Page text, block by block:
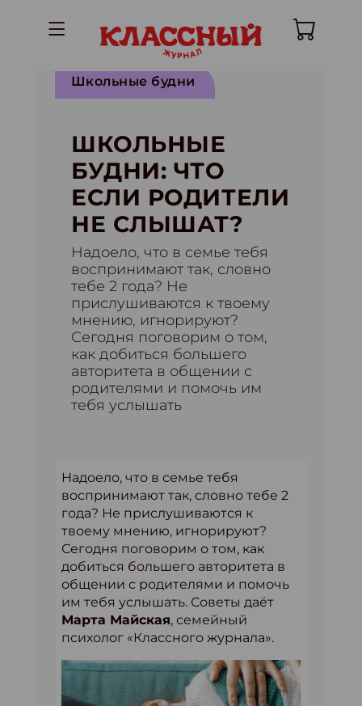
Школьные будни
ШКОЛЬНЫЕ
БУДНИ: ЧТО
ЕСЛИ РОДИТЕЛИ
НЕ СЛЫШАТ?
Надоело, что в семье тебя
воспринимают так, словно
тебе 2 года? Не
прислушиваются к твоему
мнению, игнорируют?
Сегодня поговорим о том,
как добиться большего
авторитета в общении с
родителями и помочь им
тебя услышать
Надоело, что в семье тебя
воспринимают так, словно тебе 2
года? Не прислушиваются к
твоему мнению, игнорируют?
Сегодня поговорим о том, как
добиться большего авторитета в
общении с родителями и помочь
им тебя услышать. Советы даёт
Марта Майская, семейный
психолог «Классного журнала».